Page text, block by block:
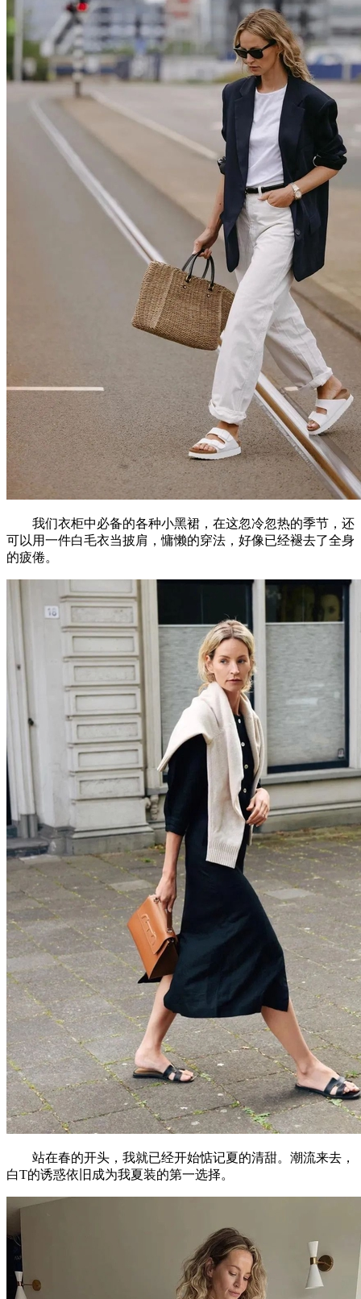
我们衣柜中必备的各种小黑裙，在这忽冷忽热的季节，还
可以用一件白毛衣当披肩，慵懒的穿法，好像已经褪去了全身
的疲倦。
站在春的开头，我就已经开始惦记夏的清甜。潮流来去，
白T的诱惑依旧成为我夏装的第一选择。